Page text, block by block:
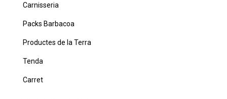
Carnisseria
Packs Barbacoa
Productes de la Terra
Tenda
Carret